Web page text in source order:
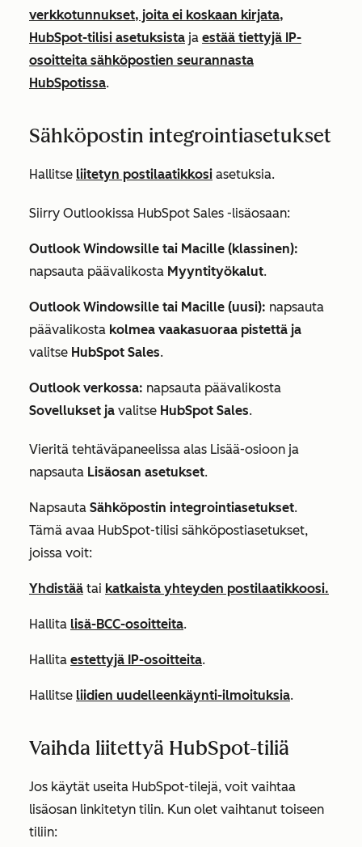
verkkotunnukset, joita ei koskaan kirjata,
HubSpot-tilisi asetuksista ja estää tiettyjä IP-
osoitteita sähköpostien seurannasta
HubSpotissa.
Sähköpostin integrointiasetukset
Hallitse liitetyn postilaatikkosi asetuksia.
Siirry Outlookissa HubSpot Sales -lisäosaan:
Outlook Windowsille tai Macille (klassinen):
napsauta päävalikosta Myyntityökalut.
Outlook Windowsille tai Macille (uusi): napsauta
päävalikosta kolmea vaakasuoraa pistettä ja
valitse HubSpot Sales.
Outlook verkossa: napsauta päävalikosta
Sovellukset ja valitse HubSpot Sales.
Vieritä tehtäväpaneelissa alas Lisää-osioon ja
napsauta Lisäosan asetukset.
Napsauta Sähköpostin integrointiasetukset.
Tämä avaa HubSpot-tilisi sähköpostiasetukset,
joissa voit:
Yhdistää tai katkaista yhteyden postilaatikkoosi.
Hallita lisä-BCC-osoitteita.
Hallita estettyjä IP-osoitteita.
Hallitse liidien uudelleenkäynti-ilmoituksia.
Vaihda liitettyä HubSpot-tiliä
Jos käytät useita HubSpot-tilejä, voit vaihtaa
lisäosan linkitetyn tilin. Kun olet vaihtanut toiseen
tiliin: